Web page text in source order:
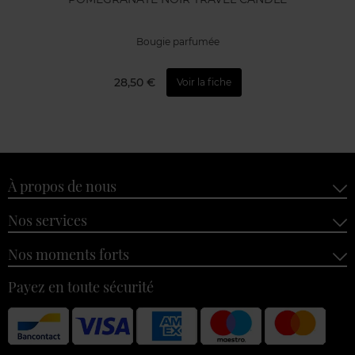
Bougie parfumée
28,50 € Voir la fiche
À propos de nous
Nos services
Nos moments forts
Payez en toute sécurité